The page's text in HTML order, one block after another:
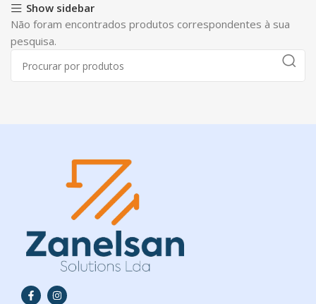
Show sidebar
Não foram encontrados produtos correspondentes à sua
pesquisa.